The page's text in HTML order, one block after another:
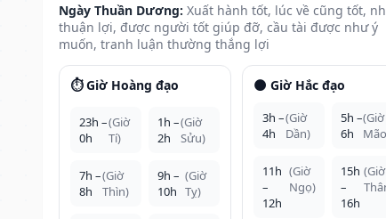
Ngày Thuần Dương: Xuất hành tốt, lúc về cũng tốt,
thuận lợi, được người tốt giúp đỡ, cầu tài được như ý
muốn, tranh luận thường thắng lợi
⏱️ Giờ Hoàng đạo
23h –
0h
(Giờ
Tí)
1h –
2h
(Giờ
Sửu)
7h –
8h
(Giờ
Thìn)
9h –
10h
(Giờ
Tỵ)
🌑 Giờ Hắc đạo
3h –
4h
(Giờ
Dần)
5h –
6h
(Giờ
11h
–
12h
(Giờ
Ngọ)
15h
–
16h
(Giờ